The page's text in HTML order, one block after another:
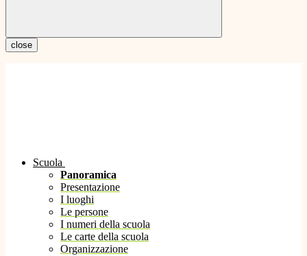
close
Scuola
Panoramica
Presentazione
I luoghi
Le persone
I numeri della scuola
Le carte della scuola
Organizzazione